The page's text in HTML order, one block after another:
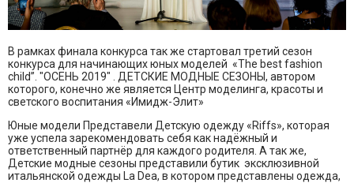
В рамках финала конкурса так же стартовал третий сезон
конкурса для начинающих юных моделей «The best fashion
child”. "ОСЕНЬ 2019" . ДЕТСКИЕ МОДНЫЕ СЕЗОНЫ, автором
которого, конечно же является Центр моделинга, красоты и
светского воспитания «Имидж-Элит»
Юные модели Представели Детскую одежду «Riffs», которая
уже успела зарекомендовать себя как надёжный и
ответственный партнёр для каждого родителя. А так же,
Детские модные сезоны представили бутик эксклюзивной
итальянской одежды La Dea, в котором представлены одежда,